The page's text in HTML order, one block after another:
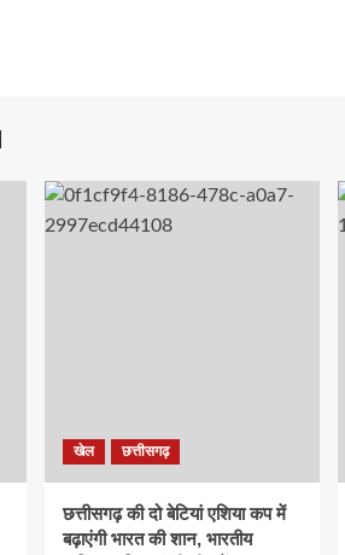
खेल छत्तीसगढ़
छत्तीसगढ़ की दो बेटियां एशिया कप में
बढ़ाएंगी भारत की शान, भारतीय